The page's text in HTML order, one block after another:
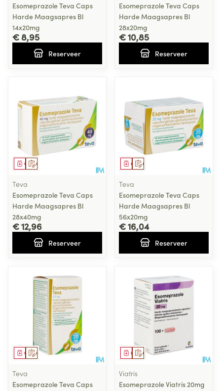
Esomeprazole Teva Caps
Harde Maagsapres Bl
14x20mg
€ 8,95
Reserveer
Esomeprazole Teva Caps
Harde Maagsapres Bl
28x20mg
€ 10,85
Reserveer
Op voorschrift
Geneesmiddel
Teva
Esomeprazole Teva Caps
Harde Maagsapres Bl
28x40mg
€ 12,96
Reserveer
Op voorschrift
Geneesmiddel
Teva
Esomeprazole Teva Caps
Harde Maagsapres Bl
56x20mg
€ 16,04
Reserveer
Op voorschrift
Geneesmiddel
Teva
Esomeprazole Teva Caps
Op voorschrift
Geneesmiddel
Viatris
Esomeprazole Viatris 20mg